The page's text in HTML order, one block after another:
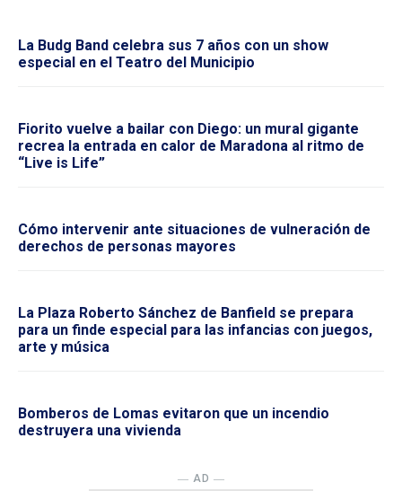
La Budg Band celebra sus 7 años con un show
especial en el Teatro del Municipio
Fiorito vuelve a bailar con Diego: un mural gigante
recrea la entrada en calor de Maradona al ritmo de
“Live is Life”
Cómo intervenir ante situaciones de vulneración de
derechos de personas mayores
La Plaza Roberto Sánchez de Banfield se prepara
para un finde especial para las infancias con juegos,
arte y música
Bomberos de Lomas evitaron que un incendio
destruyera una vivienda
― AD ―